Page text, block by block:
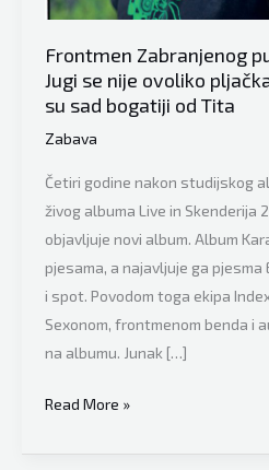
Frontmen Zabranjenog
Jugi se nije ovoliko
su sad bogatiji od Tita
Zabava
Četiri godine nakon studijskog
živog albuma Live in Skenderija
objavljuje novi album. Album
pjesama, a najavljuje ga pjesma
i spot. Povodom toga ekipa
Sexonom, frontmenom benda i
na albumu. Junak […]
Frontmen
pušenja
Read More »